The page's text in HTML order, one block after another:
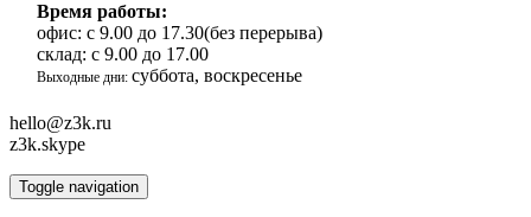
Время работы:
офис: с 9.00 до 17.30(без перерыва)
склад: с 9.00 до 17.00
Выходные дни: суббота, воскресенье
hello@z3k.ru
z3k.skype
Toggle navigation